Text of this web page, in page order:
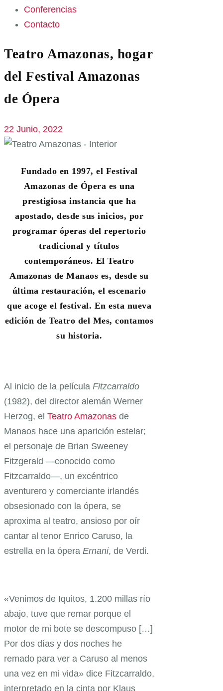
Conferencias
Contacto
Teatro Amazonas, hogar
del Festival Amazonas
de Ópera
22 Junio, 2022
Fundado en 1997, el Festival
Amazonas de Ópera es una
prestigiosa instancia que ha
apostado, desde sus inicios, por
programar óperas del repertorio
tradicional y títulos
contemporáneos. El Teatro
Amazonas de Manaos es, desde su
última restauración, el escenario
que acoge el festival. En esta nueva
edición de Teatro del Mes, contamos
su historia.
Al inicio de la película Fitzcarraldo
(1982), del director alemán Werner
Herzog, el Teatro Amazonas de
Manaos hace una aparición estelar;
el personaje de Brian Sweeney
Fitzgerald —conocido como
Fitzcarraldo—, un excéntrico
aventurero y comerciante irlandés
obsesionado con la ópera, se
aproxima al teatro, ansioso por oír
cantar al tenor Enrico Caruso, la
estrella en la ópera Ernani, de Verdi.
«Venimos de Iquitos, 1.200 millas río
abajo, tuve que remar porque el
motor de mi bote se descompuso […]
Por dos días y dos noches he
remado para ver a Caruso al menos
una vez en mi vida» dice Fitzcarraldo,
interpretado en la cinta por Klaus